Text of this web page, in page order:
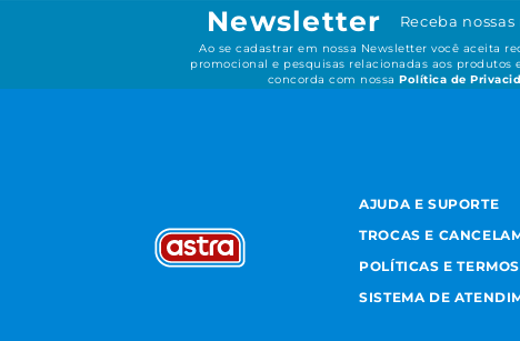
Newsletter Receba
Ao se cadastrar em nossa Newsletter você aceita
promocional e pesquisas relacionadas aos produtos
concorda com nossaPolítica de
AJUDA E SUPORTE
TROCAS E
POLÍTICAS E TERMOS
SISTEMA DE